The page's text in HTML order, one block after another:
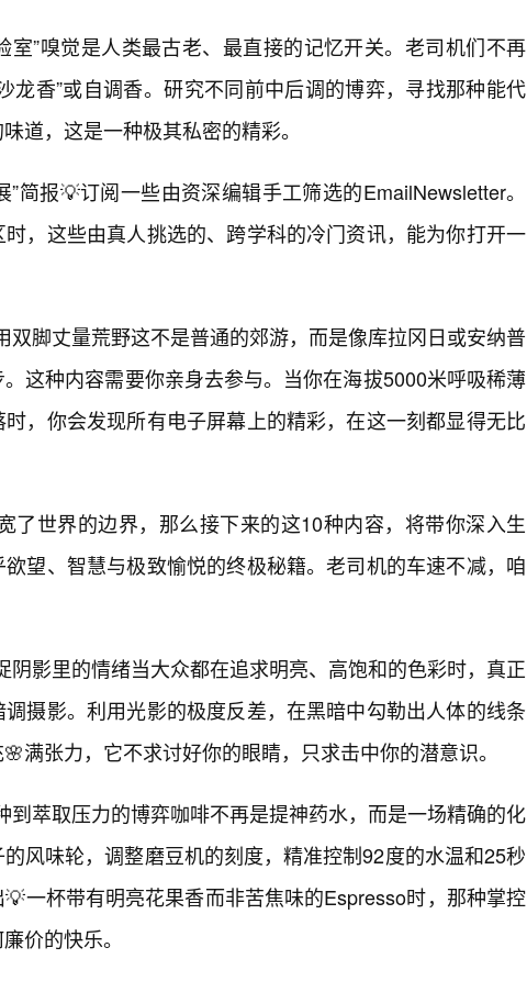
室”嗅觉是人类最古老、最直接的记忆开关。老司机们不再
龙香”或自调香。研究不同前中后调的博弈，寻找那种能代
道，这是一种极其私密的精彩。
”简报💡订阅一些由资深编辑手工筛选的EmailNewsletter。
，这些由真人挑选的、跨学科的冷门资讯，能为你打开一
双脚丈量荒野这不是普通的郊游，而是像库拉冈日或安纳普
这种内容需要你亲身去参与。当你在海拔5000米呼吸稀薄
，你会发现所有电子屏幕上的精彩，在这一刻都显得无比
了世界的边界，那么接下来的这10种内容，将带你深入生
望、智慧与极致愉悦的终极秘籍。老司机的车速不减，咱
阴影里的情绪当大众都在追求明亮、高饱和的色彩时，真正
摄影。利用光影的极度反差，在黑暗中勾勒出人体的线条
满张力，它不求讨好你的眼睛，只求击中你的潜意识。
到萃取压力的博弈咖啡不再是提神药水，而是一场精确的化
风味轮，调整磨豆机的刻度，精准控制92度的水温和25秒
一杯带有明亮花果香而非苦焦味的Espresso时，那种掌控
价的快乐。